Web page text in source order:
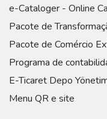
e-Cataloger - Online
Pacote de
Pacote de Comércio
Programa de
E-Ticaret Depo
Menu QR e site